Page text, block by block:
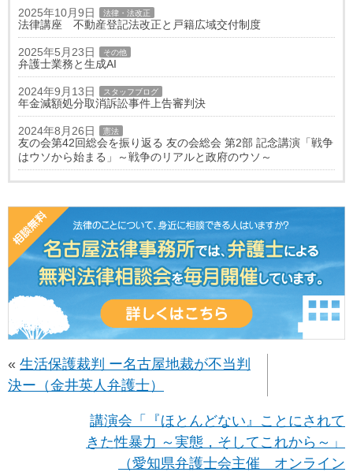
2025年10月9日 法律・法改正
法律講座 不動産登記法改正と戸籍広域交付制度
2025年5月23日 その他
弁護士業務と生成AI
2024年9月13日 スタッフブログ
年金減額処分取消訴訟事件上告審判決
2024年8月26日 憲法
友の会第42回総会を振り返る 友の会総会 第2部 記念講演「戦争
はウソから始まる」～戦争のリアルと政府のウソ～
« 生活保護裁判 ー名古屋地裁が不当判
決ー（金井英人弁護士）
講演会「『ほとんどない』ことにされて
きた性暴力 ～実態，そしてこれから～」
（愛知県弁護士会主催 オンライン